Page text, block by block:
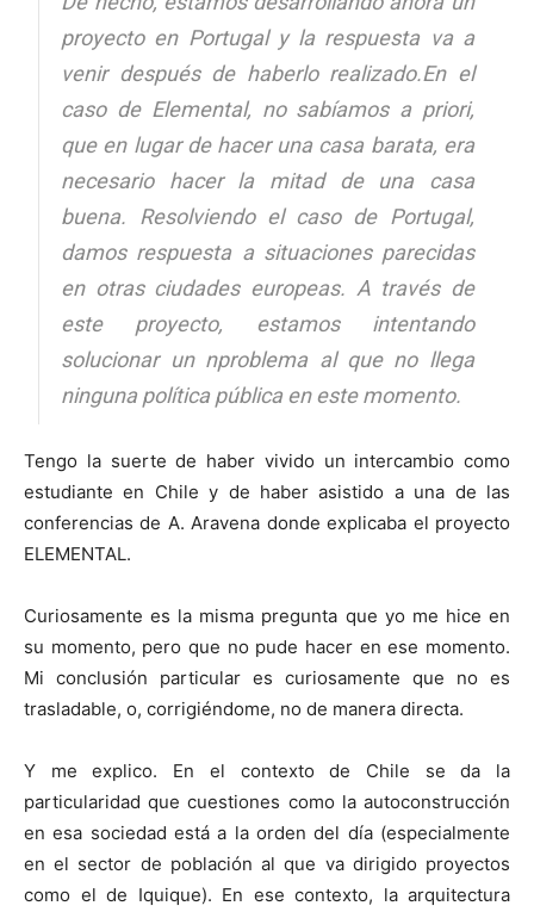
proyecto en Portugal y la respuesta va a
venir después de haberlo realizado.En el
caso de Elemental, no sabíamos a priori,
que en lugar de hacer una casa barata, era
necesario hacer la mitad de una casa
buena. Resolviendo el caso de Portugal,
damos respuesta a situaciones parecidas
en otras ciudades europeas. A través de
este proyecto, estamos intentando
solucionar un nproblema al que no llega
ninguna política pública en este momento.
Tengo la suerte de haber vivido un intercambio como
estudiante en Chile y de haber asistido a una de las
conferencias de A. Aravena donde explicaba el proyecto
ELEMENTAL.
Curiosamente es la misma pregunta que yo me hice en
su momento, pero que no pude hacer en ese momento.
Mi conclusión particular es curiosamente que no es
trasladable, o, corrigiéndome, no de manera directa.
Y me explico. En el contexto de Chile se da la
particularidad que cuestiones como la autoconstrucción
en esa sociedad está a la orden del día (especialmente
en el sector de población al que va dirigido proyectos
como el de Iquique). En ese contexto, la arquitectura